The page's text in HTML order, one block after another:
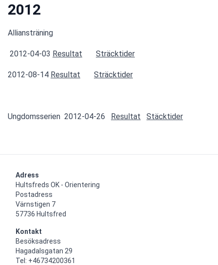
2012
Alliansträning
2012-04-03 Resultat Sträcktider
2012-08-14 Resultat Sträcktider
Ungdomsserien  2012-04-26 Resultat Stäcktider
Adress
Hultsfreds OK - Orientering
Postadress
Värnstigen 7
57736 Hultsfred
Kontakt
Besöksadress
Hagadalsgatan 29
Tel: +46734200361